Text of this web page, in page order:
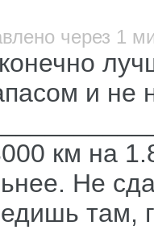
через 1
и не
км на
Не
там,